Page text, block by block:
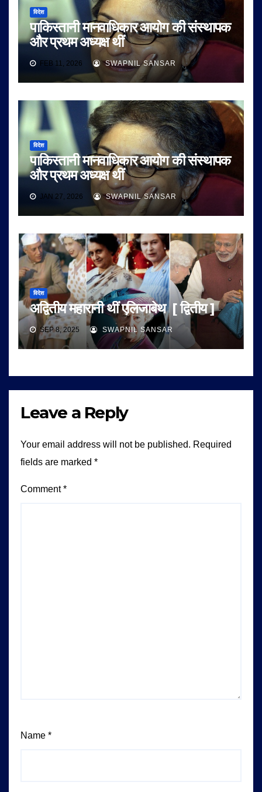
विदेश
पाकिस्तानी मानवाधिकार आयोग की संस्थापक
और प्रथम अध्यक्ष थीं
FEB 11, 2026 SWAPNIL SANSAR
विदेश
पाकिस्तानी मानवाधिकार आयोग की संस्थापक
और प्रथम अध्यक्ष थीं
JAN 27, 2026 SWAPNIL SANSAR
विदेश
अद्वितीय महारानी थीं एलिजाबेथ [ द्वितीय ]
SEP 8, 2025 SWAPNIL SANSAR
Leave a Reply
Your email address will not be published. Required
fields are marked *
Comment*
Name *